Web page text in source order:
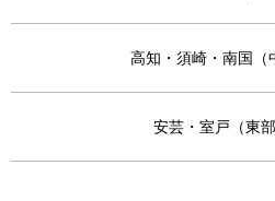
高知・須崎・南国（
安芸・室戸（東部